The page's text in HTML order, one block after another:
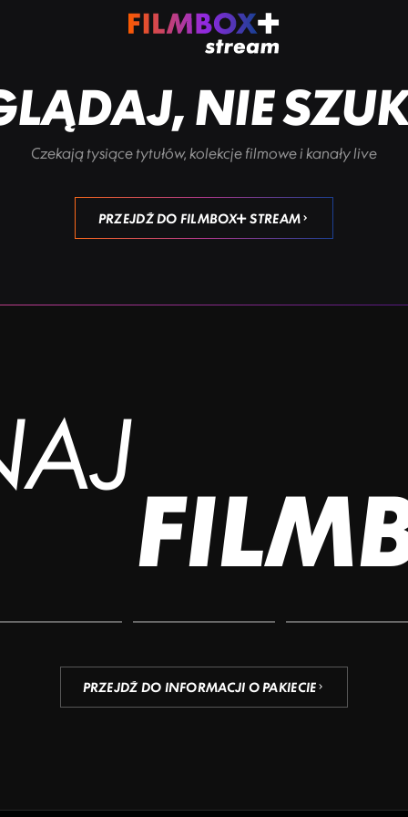
NIE
Czekają tysiące tytułów, kolekcje filmowe i kanały live
PRZEJDŹ DO FILMBOX+ STREAM
PRZEJDŹ DO INFORMACJI O PAKIECIE